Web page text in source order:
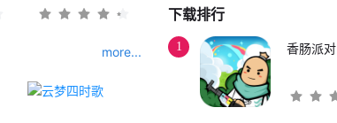
more...
下载排行
1 香肠派对